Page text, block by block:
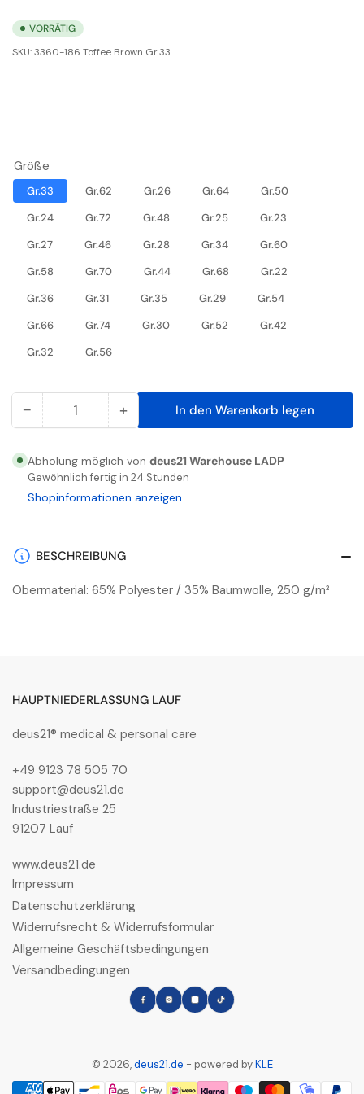
VORRÄTIG
SKU:3360-186 Toffee Brown Gr.33
Größe
Gr.33 Gr.62 Gr.26 Gr.64
Gr.50
Gr.24
Gr.72 Gr.48 Gr.25
Gr.23
Gr.27
Gr.46 Gr.28 Gr.34
Gr.60
Gr.58
Gr.70 Gr.44 Gr.68
Gr.22
Gr.36
Gr.31 Gr.35 Gr.29
Gr.54
Gr.66
Gr.74 Gr.30 Gr.52
Gr.42
Gr.32
Gr.56
− Menge
für
X-
treme
Stretch
Brown
Anzahl +Menge
für
X-
treme
Stretch
Brown
In den Warenkorb legen
Abholung möglich von deus21 Warehouse LADP
Gewöhnlich fertig in 24 Stunden
Shopinformationen anzeigen
BESCHREIBUNG
Obermaterial: 65% Polyester / 35% Baumwolle, 250 g/m²
HAUPTNIEDERLASSUNG LAUF
deus21® medical & personal care
+49 9123 78 505 70
support@deus21.de
Industriestraße 25
91207 Lauf
www.deus21.de
Impressum
Datenschutzerklärung
Widerrufsrecht & Widerrufsformular
Allgemeine Geschäftsbedingungen
Versandbedingungen
FacebookInstagram
LinkedInTikTok
© 2026,deus21.de - powered byKLE
Zahlungsmethoden